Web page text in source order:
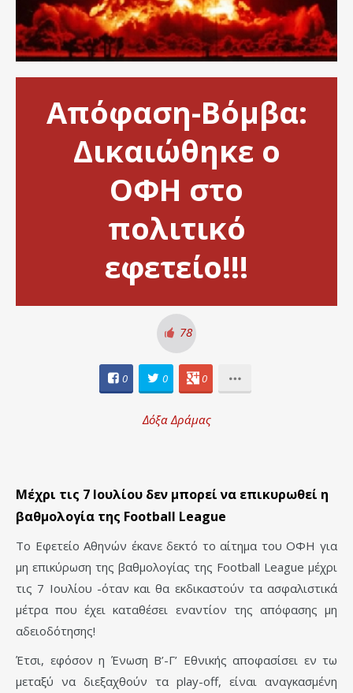
Απόφαση-Βόμβα:
Δικαιώθηκε ο
ΟΦΗ στο
πολιτικό
εφετείο!!!
78
0 0 0
Δόξα Δράμας
Μέχρι τις 7 Ιουλίου δεν μπορεί να επικυρωθεί η
βαθμολογία της Football League
Το Εφετείο Αθηνών έκανε δεκτό το αίτημα του ΟΦΗ για
μη επικύρωση της βαθμολογίας της Football League μέχρι
τις 7 Ιουλίου -όταν και θα εκδικαστούν τα ασφαλιστικά
μέτρα που έχει καταθέσει εναντίον της απόφασης μη
αδειοδότησης!
Έτσι, εφόσον η Ένωση Β’-Γ’ Εθνικής αποφασίσει εν τω
μεταξύ να διεξαχθούν τα play-off, είναι αναγκασμένη